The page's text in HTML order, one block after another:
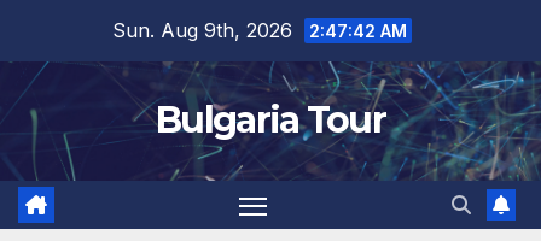
content
Sun. Aug 9th, 2026 2:47:43 AM
Bulgaria Tour